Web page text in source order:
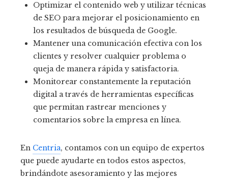
Optimizar el contenido web y utilizar técnicas
de SEO para mejorar el posicionamiento en
los resultados de búsqueda de Google.
Mantener una comunicación efectiva con los
clientes y resolver cualquier problema o
queja de manera rápida y satisfactoria.
Monitorear constantemente la reputación
digital a través de herramientas específicas
que permitan rastrear menciones y
comentarios sobre la empresa en línea.
En Centria, contamos con un equipo de expertos
que puede ayudarte en todos estos aspectos,
brindándote asesoramiento y las mejores